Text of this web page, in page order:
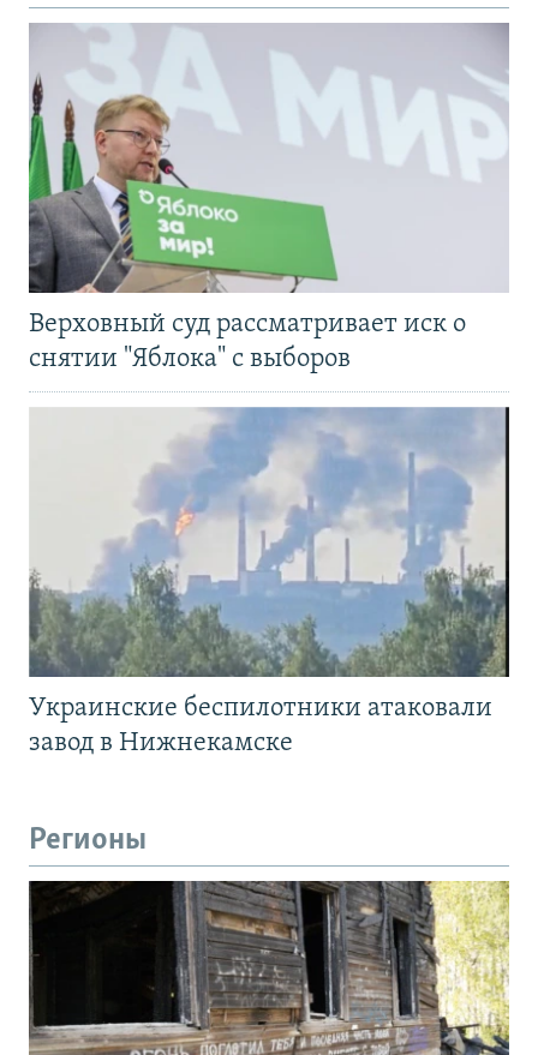
Верховный суд рассматривает иск о
снятии "Яблока" с выборов
Украинские беспилотники атаковали
завод в Нижнекамске
Регионы